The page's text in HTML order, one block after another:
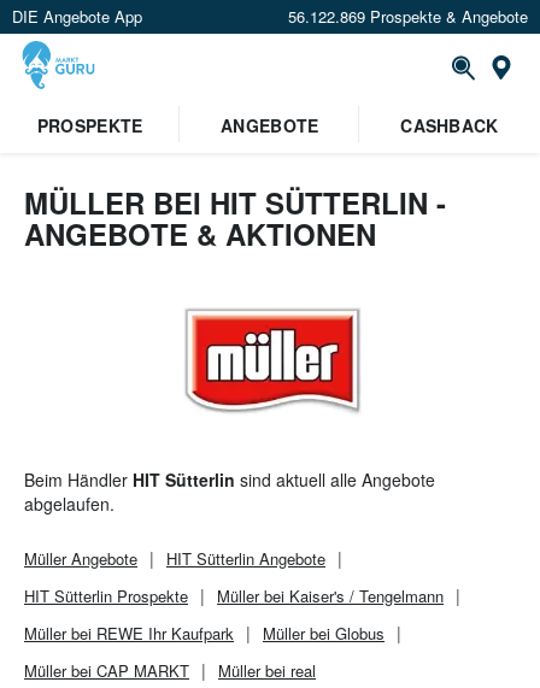
DIE Angebote App 56.122.869 Prospekte & Angebote
Standort festlegen
PROSPEKTE ANGEBOTE CASHBACK
MÜLLER BEI HIT SÜTTERLIN -
ANGEBOTE & AKTIONEN
Beim Händler HIT Sütterlin sind aktuell alle Angebote
abgelaufen.
MüllerAngebote HIT Sütterlin Angebote
HIT Sütterlin Prospekte
Müller bei Kaiser's / Tengelmann
Müller bei REWE Ihr Kaufpark
Müller bei Globus
Müller bei CAP MARKT
Müller bei real